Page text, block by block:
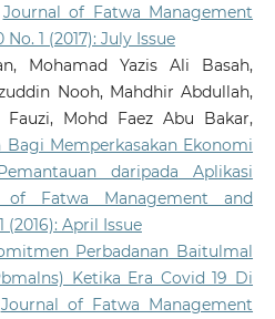
Journal of Fatwa Management
1 (2017): July Issue
Mohamad Yazis Ali Basah,
Nooh, Mahdhir Abdullah,
Mohd Faez Abu Bakar,
Bagi Memperkasakan Ekonomi
daripada Aplikasi
of Fatwa Management and
(2016): April Issue
Perbadanan Baitulmal
Ketika Era Covid 19 Di
Journal of Fatwa Management